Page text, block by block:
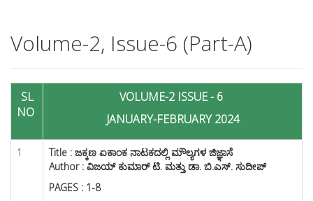
Volume-2, Issue-6 (Part-A)
SL
NO
VOLUME-2 ISSUE - 6
JANUARY-FEBRUARY 2024
1 Title : ಜಕ್ಕಣ ಏಕಾಂಕ ನಾಟಕದಲ್ಲಿ ಮೌಲ್ಯಗಳ ಜಿಜ್ಞಾಸೆ
Author : ವಿಜಯ್ ಕುಮಾರ್ ಟಿ. ಮತ್ತು ಡಾ. ಬಿ.ಎಸ್. ಸುದೀಪ್
PAGES : 1-8